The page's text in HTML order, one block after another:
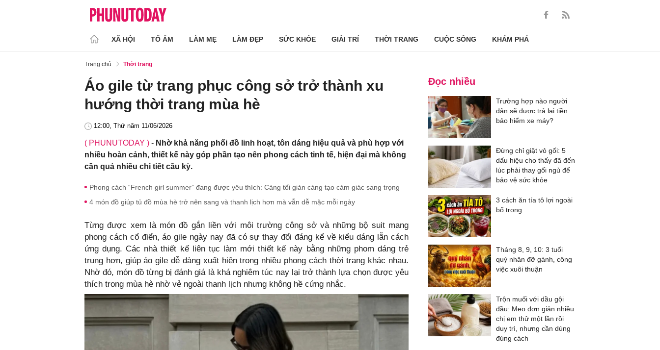
XÃ HỘI TỔ ẤM LÀM MẸ LÀM ĐẸP SỨC KHỎE GIẢI TRÍ THỜI TRANG CUỘC SỐNG KHÁM PHÁ
Trang chủ Thời trang
Áo gile từ trang phục công sở trở thành xu
hướng thời trang mùa hè
12:00, Thứ năm 11/06/2026
( PHUNUTODAY ) - Nhờ khả năng phối đồ linh hoạt, tôn dáng hiệu quả và phù hợp với
nhiều hoàn cảnh, thiết kế này góp phần tạo nên phong cách tinh tế, hiện đại mà không
cần quá nhiều chi tiết cầu kỳ.
Phong cách “French girl summer” đang được yêu thích: Càng tối giản càng tạo cảm giác sang trọng
4 món đồ giúp tủ đồ mùa hè trở nên sang và thanh lịch hơn mà vẫn dễ mặc mỗi ngày
Từng được xem là món đồ gắn liền với môi trường công sở và những bộ suit mang
phong cách cổ điển, áo gile ngày nay đã có sự thay đổi đáng kể về kiểu dáng lẫn cách
ứng dụng. Các nhà thiết kế liên tục làm mới thiết kế này bằng những phom dáng trẻ
trung hơn, giúp áo gile dễ dàng xuất hiện trong nhiều phong cách thời trang khác nhau.
Nhờ đó, món đồ từng bị đánh giá là khá nghiêm túc nay lại trở thành lựa chọn được yêu
thích trong mùa hè nhờ vẻ ngoài thanh lịch nhưng không hề cứng nhắc.
Đọc nhiều
Trường hợp nào người
dân sẽ được trả lại tiền
bảo hiểm xe máy?
Đừng chỉ giặt vỏ gối: 5
dấu hiệu cho thấy đã đến
lúc phải thay gối ngủ để
bảo vệ sức khỏe
3 cách ăn tía tô lợi ngoài
bổ trong
Tháng 8, 9, 10: 3 tuổi
quý nhân đỡ gánh, công
việc xuôi thuận
Trộn muối với dầu gội
đầu: Mẹo đơn giản nhiều
chị em thử một lần rồi
duy trì, nhưng cần dùng
đúng cách